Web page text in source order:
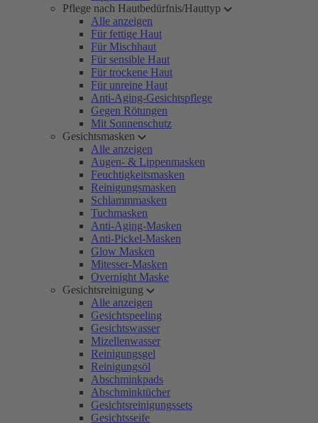
Pflege nach Hautbedürfnis/Hauttyp
Alle anzeigen
Für fettige Haut
Für Mischhaut
Für sensible Haut
Für trockene Haut
Für unreine Haut
Anti-Aging-Gesichtspflege
Gegen Rötungen
Mit Sonnenschutz
Gesichtsmasken
Alle anzeigen
Augen- & Lippenmasken
Feuchtigkeitsmasken
Reinigungsmasken
Schlammmasken
Tuchmasken
Anti-Aging-Masken
Anti-Pickel-Masken
Glow Masken
Mitesser-Masken
Overnight Maske
Gesichtsreinigung
Alle anzeigen
Gesichtspeeling
Gesichtswasser
Mizellenwasser
Reinigungsgel
Reinigungsöl
Abschminkpads
Abschminktücher
Gesichtsreinigungssets
Gesichtsseife